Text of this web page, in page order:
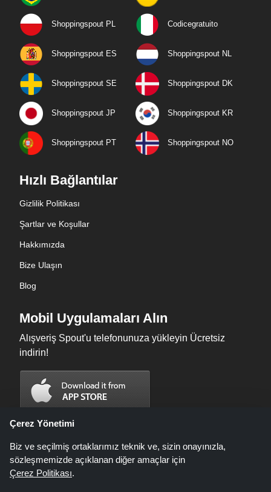
Shoppingspout PL Codicegratuito
Shoppingspout ES Shoppingspout NL
Shoppingspout SE Shoppingspout DK
Shoppingspout JP Shoppingspout KR
Shoppingspout PT Shoppingspout NO
Hızlı Bağlantılar
Gizlilik Politikası
Şartlar ve Koşullar
Hakkımızda
Bize Ulaşın
Blog
Mobil Uygulamaları Alın
Alışveriş Spout'u telefonunuza yükleyin Ücretsiz
indirin!
Çerez Yönetimi
Biz ve seçilmiş ortaklarımız teknik ve, sizin onayınızla,
sözleşmemizde açıklanan diğer amaçlar için
Çerez Politikası.